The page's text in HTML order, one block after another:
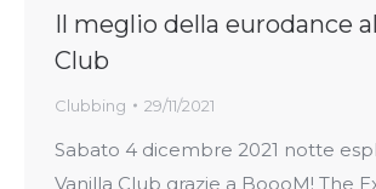
Il meglio della eurodance
Club
Clubbing 29/11/2021
Sabato 4 dicembre 2021 notte
Vanilla Club grazie a BoooM! The